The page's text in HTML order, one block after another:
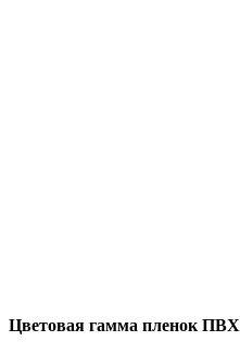
Цветовая гамма пленок ПВХ